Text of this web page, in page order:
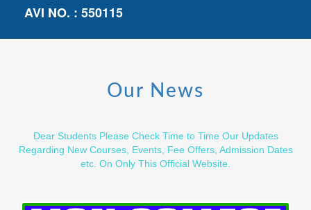
AVI NO. : 550115
Our News
Dear Students Please Check Time to Time Our Updates
Regarding New Courses, Events, Fee Offers, Admission Dates
etc. On Only This Official Website.